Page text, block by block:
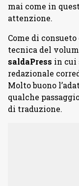
mai come in
attenzione.
Come di
tecnica del
saldaPress in cui
redazionale
Molto buono
qualche
di traduzione.